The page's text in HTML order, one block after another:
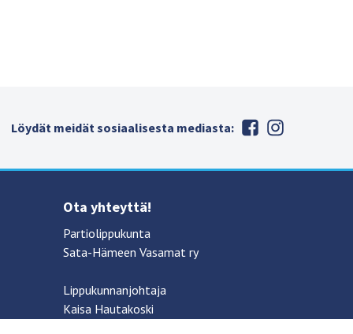
Löydät meidät sosiaalisesta mediasta:
Ota yhteyttä!
Partiolippukunta
Sata-Hämeen Vasamat ry
Lippukunnanjohtaja
Kaisa Hautakoski